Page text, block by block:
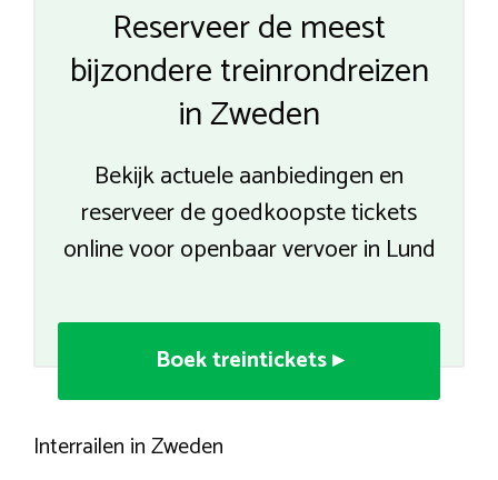
Reserveer de meest
bijzondere treinrondreizen
in Zweden
Bekijk actuele aanbiedingen en
reserveer de goedkoopste tickets
online voor openbaar vervoer in Lund
Boek treintickets ▸
Interrailen in Zweden